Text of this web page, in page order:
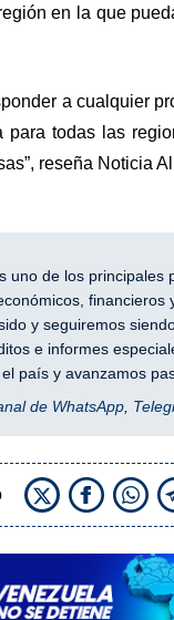
en la que
a cualquier
para todas las
reseña Noticia
uno de los principales
y seguiremos
e informes
país y avanzamos
de WhatsApp,